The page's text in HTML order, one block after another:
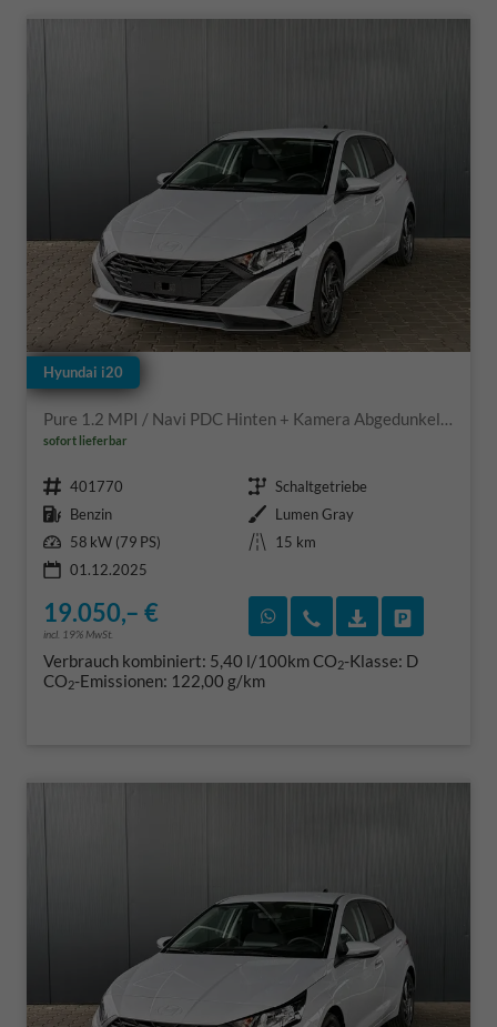
Hyundai i20
Pure 1.2 MPI / Navi PDC Hinten + Kamera Abgedunkelte Scheiben Tempomat Alu 16"
sofort lieferbar
Fahrzeugnr. 401770 Getriebe Schaltgetriebe
Kraftstoff Benzin Außenfarbe Lumen Gray
Leistung 58 kW (79 PS) Kilometerstand
15 km
01.12.2025
19.050,– €
incl. 19% MwSt.
Rückruf vereinbaren
Wir rufen Sie an
Verbrauch kombiniert: 5,40 l/100kmCO2-Klasse: D
CO2-Emissionen: 122,00 g/km